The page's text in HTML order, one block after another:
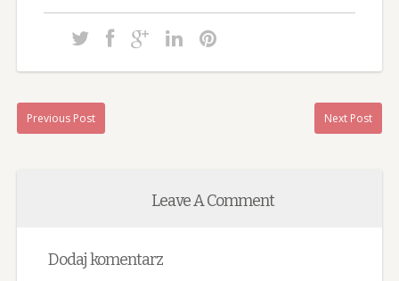
Previous Post Next Post
Leave A Comment
Dodaj komentarz